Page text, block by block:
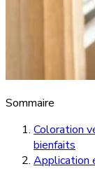
Sommaire
Coloration
bienfaits
Application